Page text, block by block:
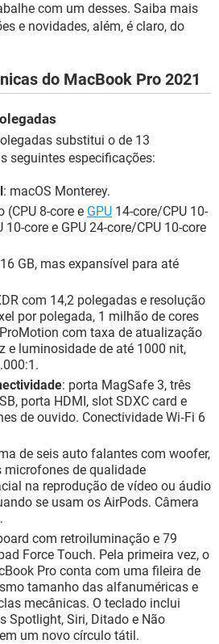
com um desses. Saiba mais
e novidades, além, é claro, do
do MacBook Pro 2021
substitui o de 13
seguintes especificações:
: macOS Monterey.
(CPU 8-core e GPU 14-core/CPU 10-
10-core e GPU 24-core/CPU 10-core
GB, mas expansível para até
com 14,2 polegadas e resolução
por polegada, 1 milhão de cores
com taxa de atualização
e luminosidade de até 1000 nit,
: porta MagSafe 3, três
porta HDMI, slot SDXC card e
de ouvido. Conectividade Wi‑Fi 6
de seis auto falantes com woofer,
microfones de qualidade
na reprodução de vídeo ou áudio
se usam os AirPods. Câmera
com retroiluminação e 79
Force Touch. Pela primeira vez, o
Pro conta com uma fileira de
tamanho das alfanuméricas e
mecânicas. O teclado inclui
Spotlight, Siri, Ditado e Não
um novo círculo tátil.